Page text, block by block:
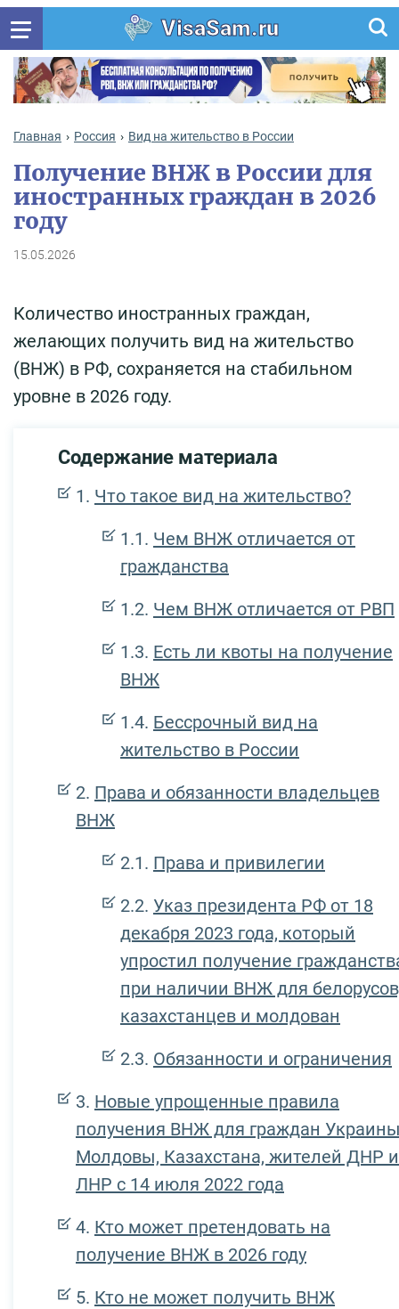
VisaSam.ru
Главная Россия Вид на жительство в России
Получение ВНЖ в России для
иностранных граждан в 2026
году
15.05.2026
Количество иностранных граждан,
желающих получить вид на жительство
(ВНЖ) в РФ, сохраняется на стабильном
уровне в 2026 году.
Содержание материала
Что такое вид на жительство?
Чем ВНЖ отличается от
гражданства
Чем ВНЖ отличается от РВП
Есть ли квоты на получение
ВНЖ
Бессрочный вид на
жительство в России
Права и обязанности владельцев
ВНЖ
Права и привилегии
Указ президента РФ от 18
декабря 2023 года, который
упростил получение
при наличии ВНЖ для
казахстанцев и молдован
Обязанности и ограничения
Новые упрощенные правила
получения ВНЖ для граждан
Молдовы, Казахстана, жителей ДНР и
ЛНР с 14 июля 2022 года
Кто может претендовать на
получение ВНЖ в 2026 году
Кто не может получить ВНЖ